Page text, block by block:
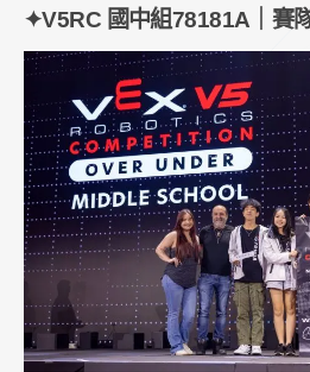
✦V5RC 國中組78181A ｜賽